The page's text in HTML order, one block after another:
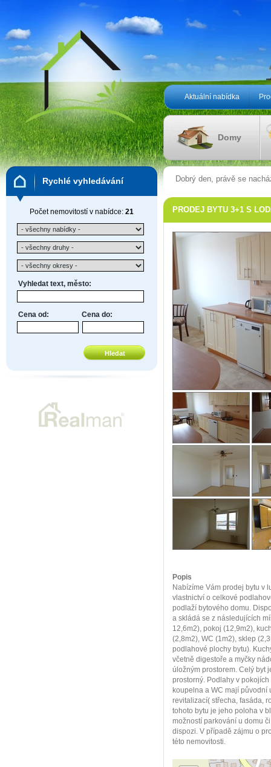
Aktuální nabídka
Domy
Rychlé vyhledávání
Počet nemovitostí v nabídce: 21
Vyhledat text, město:
Cena od: Cena do:
Dobrý den, právě se
PRODEJ BYTU 3+1 S
Popis
Nabízíme Vám prodej bytu v
vlastnictví o celkové
podlaží bytového domu.
a skládá se z následujících
12,6m2), pokoj (12,9m2),
(2,8m2), WC (1m2), sklep
podlahové plochy bytu).
včetně digestoře a myčky
úložným prostorem. Celý byt
prostorný. Podlahy v
koupelna a WC mají původní
revitalizací( střecha, fasáda,
tohoto bytu je jeho poloha v
možností parkování u domu
dispozi. V případě zájmu o
této nemovitosti.